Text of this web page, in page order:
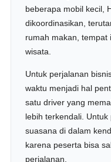
beberapa mobil kecil,
dikoordinasikan,
rumah makan, tempat
wisata.
Untuk perjalanan
waktu menjadi hal
satu driver yang
lebih terkendali. Untuk
suasana di dalam
karena peserta bisa
perjalanan.